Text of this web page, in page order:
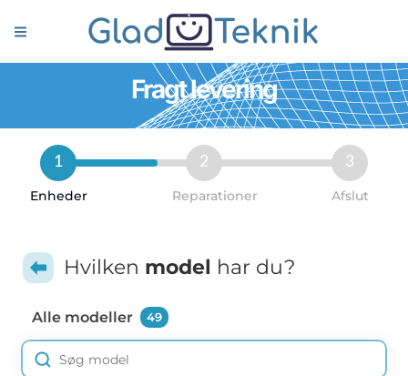
Fragt levering
1
Enheder
2
Reparationer
3
Afslut
Hvilken model har du?
Alle modeller 49